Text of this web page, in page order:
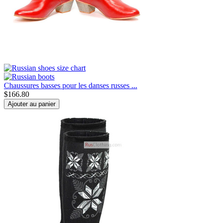
Chaussures basses pour les danses russes ...
$166.80
Ajouter au panier